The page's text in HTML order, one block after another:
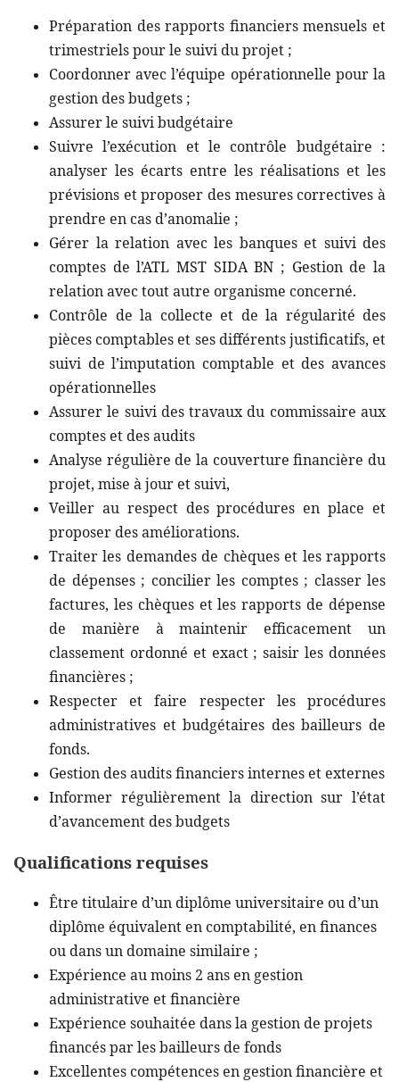
Préparation des rapports financiers mensuels et
trimestriels pour le suivi du projet ;
Coordonner avec l’équipe opérationnelle pour la
gestion des budgets ;
Assurer le suivi budgétaire
Suivre l’exécution et le contrôle budgétaire :
analyser les écarts entre les réalisations et les
prévisions et proposer des mesures correctives à
prendre en cas d’anomalie ;
Gérer la relation avec les banques et suivi des
comptes de l’ATL MST SIDA BN ; Gestion de la
relation avec tout autre organisme concerné.
Contrôle de la collecte et de la régularité des
pièces comptables et ses différents justificatifs, et
suivi de l’imputation comptable et des avances
opérationnelles
Assurer le suivi des travaux du commissaire aux
comptes et des audits
Analyse régulière de la couverture financière du
projet, mise à jour et suivi,
Veiller au respect des procédures en place et
proposer des améliorations.
Traiter les demandes de chèques et les rapports
de dépenses ; concilier les comptes ; classer les
factures, les chèques et les rapports de dépense
de manière à maintenir efficacement un
classement ordonné et exact ; saisir les données
financières ;
Respecter et faire respecter les procédures
administratives et budgétaires des bailleurs de
fonds.
Gestion des audits financiers internes et externes
Informer régulièrement la direction sur l’état
d’avancement des budgets
Qualifications requises
Être titulaire d’un diplôme universitaire ou d’un
diplôme équivalent en comptabilité, en finances
ou dans un domaine similaire ;
Expérience au moins 2 ans en gestion
administrative et financière
Expérience souhaitée dans la gestion de projets
financés par les bailleurs de fonds
Excellentes compétences en gestion financière et